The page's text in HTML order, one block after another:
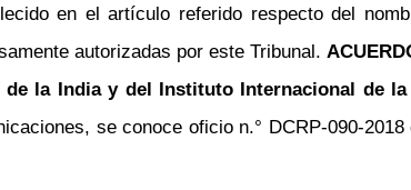
en el artículo referido respecto del
autorizadas por este Tribunal.
la India y del Instituto Internacional de
se conoce oficio n.° DCRP-090-